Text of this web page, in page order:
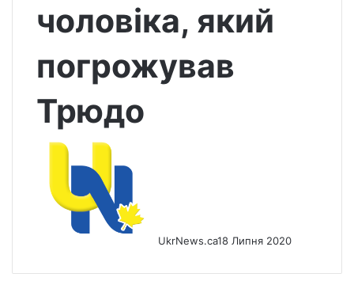
чоловіка, який
погрожував
Трюдо
UkrNews.ca18 Липня 2020